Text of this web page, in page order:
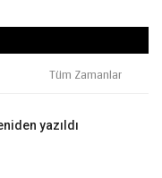
Tüm Zamanlar
yazıldı